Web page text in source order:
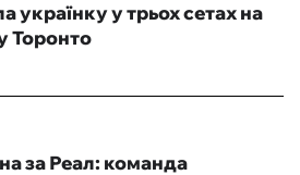
українку у трьох сетах на
Торонто
за Реал: команда